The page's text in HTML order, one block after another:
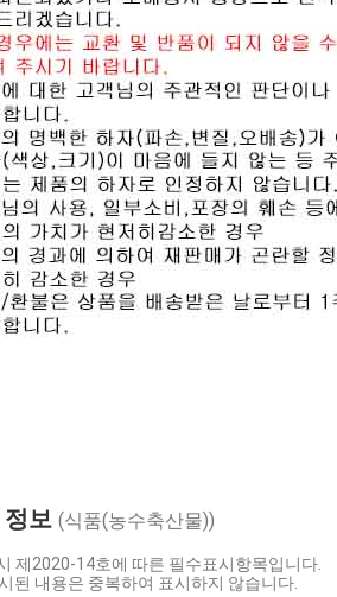
보 (식품(농수축산물))
제2020-14호에 따른 필수표시항목입니다.
된 내용은 중복하여 표시하지 않습니다.